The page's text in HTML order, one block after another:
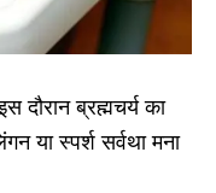
दौरान ब्रह्मचर्य का
या स्पर्श सर्वथा मना